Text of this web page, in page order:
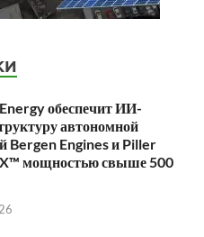
обеспечит ИИ-
автономной
Bergen Engines и Piller
мощностью свыше 500